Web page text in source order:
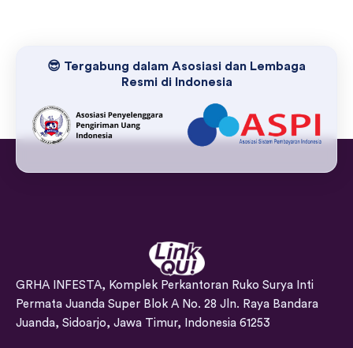
😎 Tergabung dalam Asosiasi dan Lembaga
Resmi di Indonesia
GRHA INFESTA, Komplek Perkantoran Ruko Surya Inti
Permata Juanda Super Blok A No. 28 Jln. Raya Bandara
Juanda, Sidoarjo, Jawa Timur, Indonesia 61253